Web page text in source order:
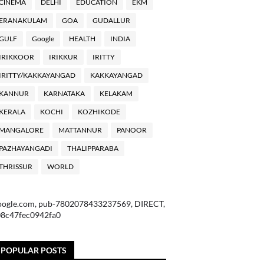
DELHI EDUCATION EKM
GOA GUDALLUR
Google HEALTH INDIA
IRIKKUR IRITTY
KAKKAYANGAD KAKKAYANGAD
KARNATAKA KELAKAM
KOCHI KOZHIKODE
MATTANNUR PANOOR
THALIPPARABA
WORLD
pub-7802078433237569, DIRECT,
POPULAR POSTS